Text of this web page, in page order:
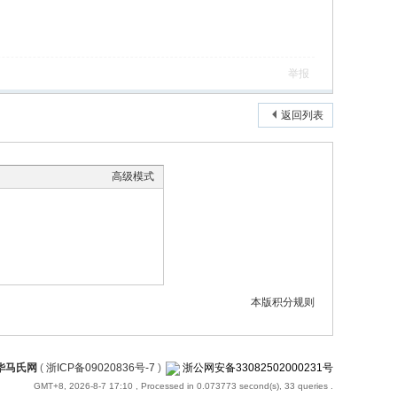
举报
返回列表
高级模式
本版积分规则
马氏网 ( 浙ICP备09020836号-7 ) 浙公网安备33082502000231号
GMT+8, 2026-8-7 17:10 , Processed in 0.073773 second(s), 33 queries .